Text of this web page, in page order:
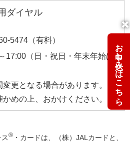
ダイヤル
5474（有料）
17:00（日・祝日・年末年始は
更となる場合があります。
めの上、おかけください。
® ・カードは、（株）JALカードと、
お申し込みはこちら